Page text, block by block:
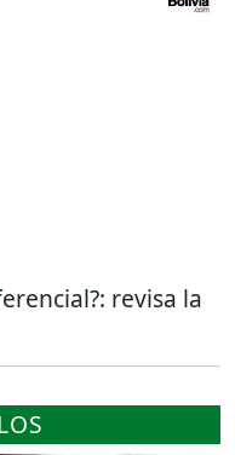
revisa la